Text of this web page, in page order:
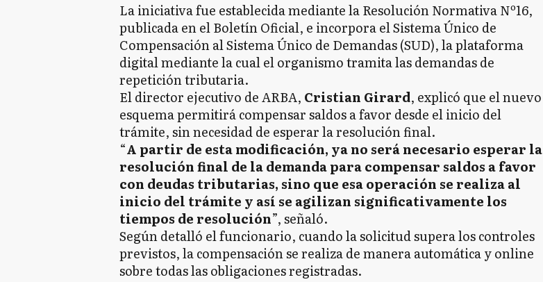
La iniciativa fue establecida mediante la Resolución Normativa Nº16,
publicada en el Boletín Oficial, e incorpora el Sistema Único de
Compensación al Sistema Único de Demandas (SUD), la plataforma
digital mediante la cual el organismo tramita las demandas de
repetición tributaria.
El director ejecutivo de ARBA, Cristian Girard, explicó que el nuevo
esquema permitirá compensar saldos a favor desde el inicio del
trámite, sin necesidad de esperar la resolución final.
“A partir de esta modificación, ya no será necesario esperar la
resolución final de la demanda para compensar saldos a favor
con deudas tributarias, sino que esa operación se realiza al
inicio del trámite y así se agilizan significativamente los
tiempos de resolución”, señaló.
Según detalló el funcionario, cuando la solicitud supera los controles
previstos, la compensación se realiza de manera automática y online
sobre todas las obligaciones registradas.